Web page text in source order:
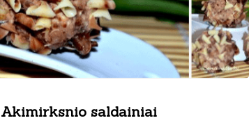
Akimirksnio saldainiai